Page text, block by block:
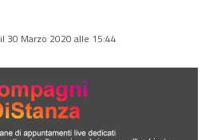
il 30 Marzo 2020 alle 15:44